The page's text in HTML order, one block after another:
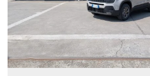
EMC
tracciamento
adottiamo
per
offrire
funzionalità